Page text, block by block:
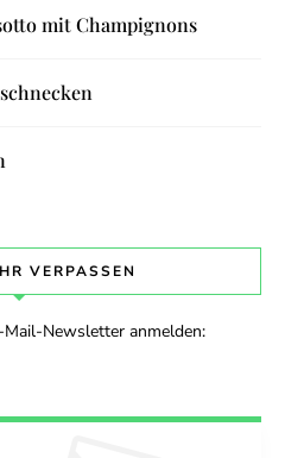
mit Champignons
VERPASSEN
Newsletter anmelden: